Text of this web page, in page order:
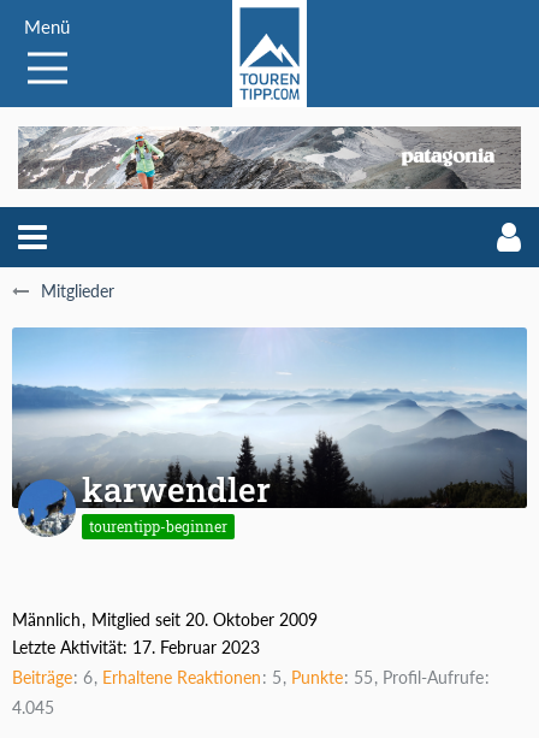
Menü
Mitglieder
karwendler
tourentipp-beginner
Männlich
Mitglied seit 20. Oktober 2009
Letzte Aktivität: 17. Februar 2023
Beiträge 6 Erhaltene Reaktionen 5 Punkte 55 Profil-Aufrufe
4.045